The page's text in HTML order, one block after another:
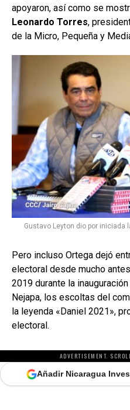
apoyaron, así como se
Leonardo Torres,
de la Micro, Pequeña y
Gustavo Leyton dio por iniciada
Pero incluso Ortega dejó
electoral desde mucho
2019 durante la
Nejapa, los escoltas del
la leyenda «Daniel 2021»,
electoral.
ADVERTISEMENT.
Añadir Nicaragua